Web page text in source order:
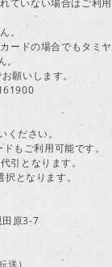
ていない場合はご利用
。
ードの場合でもタミヤ
願いします。
ださい。
もご利用可能です。
引となります。
となります。
原3-7
）